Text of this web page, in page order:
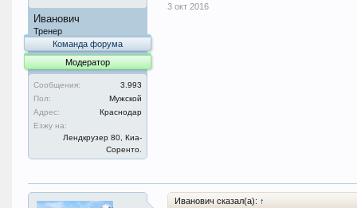
Иванович
Тренер
Команда форума
Модератор
Сообщения:
3.993
Пол:
Мужской
Адрес:
Краснодар
Езжу на:
Лендкрузер 80, Киа-
Соренто.
3 окт 2016
Иванович сказал(а): ↑